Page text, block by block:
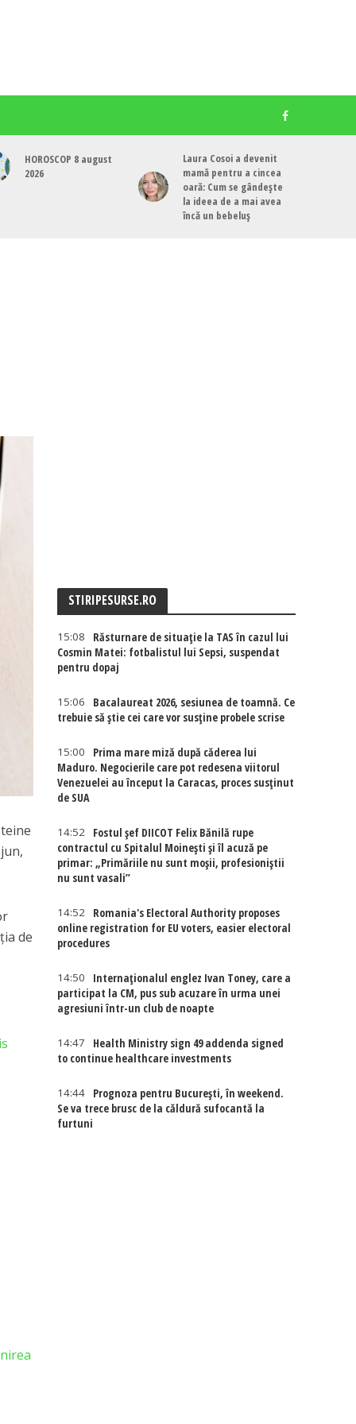
HOROSCOP 8 august
2026
Laura Cosoi a devenit
mamă pentru a cincea
oară: Cum se gândește
la ideea de a mai avea
încă un bebeluș
de
STIRIPESURSE.RO
15:08
Răsturnare de situație la TAS în cazul lui
Cosmin Matei: fotbalistul lui Sepsi, suspendat
pentru dopaj
15:06
Bacalaureat 2026, sesiunea de toamnă. Ce
trebuie să știe cei care vor susține probele scrise
15:00
Prima mare miză după căderea lui
Maduro. Negocierile care pot redesena viitorul
Venezuelei au început la Caracas, proces susținut
de SUA
14:52
Fostul șef DIICOT Felix Bănilă rupe
contractul cu Spitalul Moinești și îl acuză pe
primar: „Primăriile nu sunt moșii, profesioniștii
nu sunt vasali”
14:52
Romania's Electoral Authority proposes
online registration for EU voters, easier electoral
procedures
14:50
Internaţionalul englez Ivan Toney, care a
participat la CM, pus sub acuzare în urma unei
agresiuni într-un club de noapte
14:47
Health Ministry sign 49 addenda signed
to continue healthcare investments
14:44
Prognoza pentru București, în weekend.
Se va trece brusc de la căldură sufocantă la
furtuni